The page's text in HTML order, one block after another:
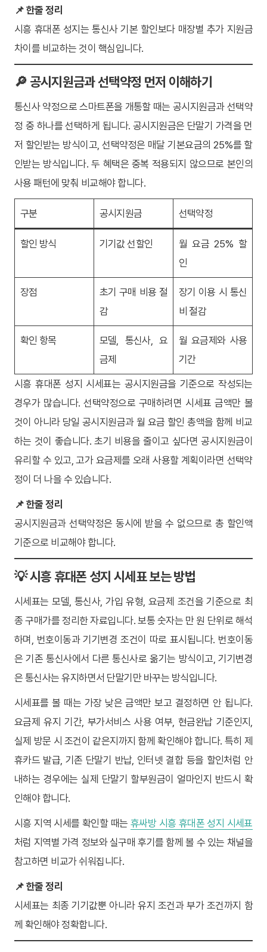
📌 한줄 정리
시흥 휴대폰 성지는 통신사 기본 할인보다 매장별 추가 지원금
차이를 비교하는 것이 핵심입니다.
🔎 공시지원금과 선택약정 먼저 이해하기
통신사 약정으로 스마트폰을 개통할 때는 공시지원금과 선택약
정 중 하나를 선택하게 됩니다. 공시지원금은 단말기 가격을 먼
저 할인받는 방식이고, 선택약정은 매달 기본요금의 25%를 할
인받는 방식입니다. 두 혜택은 중복 적용되지 않으므로 본인의
사용 패턴에 맞춰 비교해야 합니다.
구분 공시지원금 선택약정
할인 방식 기기값 선할인
월 요금 25% 할
인
장점
초기 구매 비용 절
감
장기 이용 시 통신
비 절감
확인 항목
모델, 통신사, 요
금제
월 요금제와 사용
기간
시흥 휴대폰 성지 시세표는 공시지원금을 기준으로 작성되는
경우가 많습니다. 선택약정으로 구매하려면 시세표 금액만 볼
것이 아니라 당일 공시지원금과 월 요금 할인 총액을 함께 비교
하는 것이 좋습니다. 초기 비용을 줄이고 싶다면 공시지원금이
유리할 수 있고, 고가 요금제를 오래 사용할 계획이라면 선택약
정이 더 나을 수 있습니다.
📌 한줄 정리
공시지원금과 선택약정은 동시에 받을 수 없으므로 총 할인액
기준으로 비교해야 합니다.
💡 시흥 휴대폰 성지 시세표 보는 방법
시세표는 모델, 통신사, 가입 유형, 요금제 조건을 기준으로 최
종 구매가를 정리한 자료입니다. 보통 숫자는 만 원 단위로 해석
하며, 번호이동과 기기변경 조건이 따로 표시됩니다. 번호이동
은 기존 통신사에서 다른 통신사로 옮기는 방식이고, 기기변경
은 통신사는 유지하면서 단말기만 바꾸는 방식입니다.
시세표를 볼 때는 가장 낮은 금액만 보고 결정하면 안 됩니다.
요금제 유지 기간, 부가서비스 사용 여부, 현금완납 기준인지,
실제 방문 시 조건이 같은지까지 함께 확인해야 합니다. 특히 제
휴카드 발급, 기존 단말기 반납, 인터넷 결합 등을 할인처럼 안
내하는 경우에는 실제 단말기 할부원금이 얼마인지 반드시 확
인해야 합니다.
시흥 지역 시세를 확인할 때는 휴싸방 시흥 휴대폰 성지 시세표
처럼 지역별 가격 정보와 실구매 후기를 함께 볼 수 있는 채널을
참고하면 비교가 쉬워집니다.
📌 한줄 정리
시세표는 최종 기기값뿐 아니라 유지 조건과 부가 조건까지 함
께 확인해야 정확합니다.